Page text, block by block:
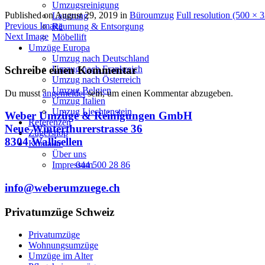
Umzugsreinigung
Lagerung
Räumung & Entsorgung
Möbellift
Umzüge Europa
Umzug nach Deutschland
Umzug nach Frankreich
Umzug nach Österreich
Umzug Belgien
Umzug Italien
Umzug Liechtenstein
Referenzen
Zügelshop
Kontakte
Über uns
Impressum
Published onAugust 29, 2019 in Büroumzug Full resolution (500 ×
Previous Image
Next Image
Schreibe einen Kommentar
Du musstangemeldetsein, um einen Kommentar abzugeben.
Weber Umzüge & Reinigungen GmbH
Neue Winterthurerstrasse 36
8304 Wallisellen
044 500 28 86
info@weberumzuege.ch
Privatumzüge Schweiz
Privatumzüge
Wohnungsumzüge
Umzüge im Alter